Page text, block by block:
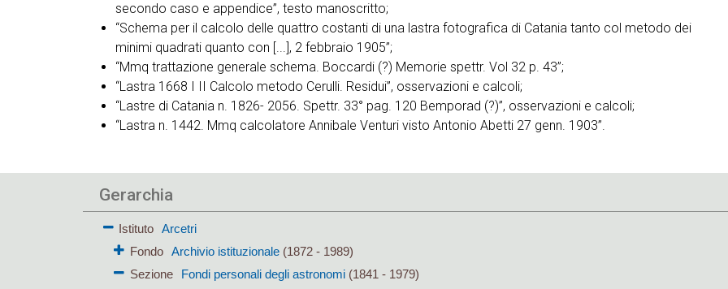
secondo caso e appendice”, testo manoscritto;
“Schema per il calcolo delle quattro costanti di una lastra fotografica di Catania tanto col metodo dei
minimi quadrati quanto con [...], 2 febbraio 1905”;
“Mmq trattazione generale schema. Boccardi (?) Memorie spettr. Vol 32 p. 43”;
“Lastra 1668 I II Calcolo metodo Cerulli. Residui”, osservazioni e calcoli;
“Lastre di Catania n. 1826- 2056. Spettr. 33° pag. 120 Bemporad (?)”, osservazioni e calcoli;
“Lastra n. 1442. Mmq calcolatore Annibale Venturi visto Antonio Abetti 27 genn. 1903”.
Gerarchia
Istituto
Arcetri
Fondo
Archivio istituzionale(1872 - 1989)
Sezione
Fondi personali degli astronomi(1841 - 1979)